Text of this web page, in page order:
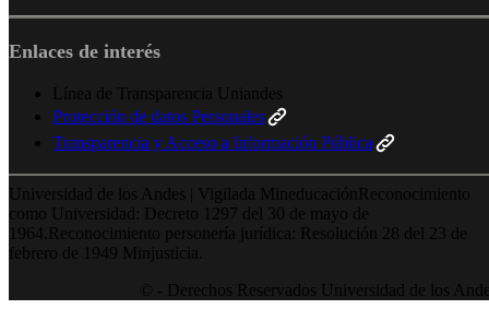
Enlaces de interés
Línea de Transparencia Uniandes
Protección de datos Personales
Transparencia y Acceso a Información Pública
Universidad de los Andes | Vigilada MineducaciónReconocimiento
como Universidad: Decreto 1297 del 30 de mayo de
1964.Reconocimiento personería jurídica: Resolución 28 del 23 de
febrero de 1949 Minjusticia.
© - Derechos Reservados Universidad de los